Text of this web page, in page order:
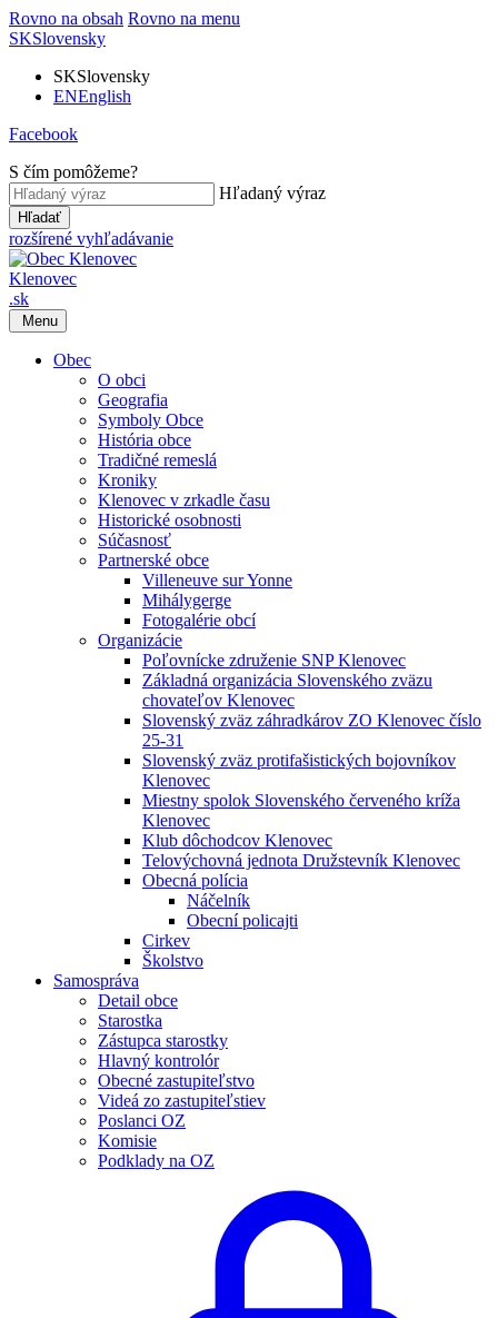
Rovno na obsah Rovno na menu
SKSlovensky
SKSlovensky
ENEnglish
Facebook
S čím pomôžeme?
Hľadaný výraz
Hľadať
rozšírené vyhľadávanie
Klenovec
.sk
Menu
Obec
O obci
Geografia
Symboly Obce
História obce
Tradičné remeslá
Kroniky
Klenovec v zrkadle času
Historické osobnosti
Súčasnosť
Partnerské obce
Villeneuve sur Yonne
Mihálygerge
Fotogalérie obcí
Organizácie
Poľovnícke združenie SNP Klenovec
Základná organizácia Slovenského zväzu
chovateľov Klenovec
Slovenský zväz záhradkárov ZO Klenovec číslo
25-31
Slovenský zväz protifašistických bojovníkov
Klenovec
Miestny spolok Slovenského červeného kríža
Klenovec
Klub dôchodcov Klenovec
Telovýchovná jednota Družstevník Klenovec
Obecná polícia
Náčelník
Obecní policajti
Cirkev
Školstvo
Samospráva
Detail obce
Starostka
Zástupca starostky
Hlavný kontrolór
Obecné zastupiteľstvo
Videá zo zastupiteľstiev
Poslanci OZ
Komisie
Podklady na OZ